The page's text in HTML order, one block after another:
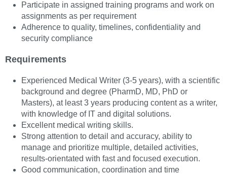
Participate in assigned training programs and work on
assignments as per requirement
Adherence to quality, timelines, confidentiality and
security compliance
Requirements
Experienced Medical Writer (3-5 years), with a scientific
background and degree (PharmD, MD, PhD or
Masters), at least 3 years producing content as a writer,
with knowledge of IT and digital solutions.
Excellent medical writing skills.
Strong attention to detail and accuracy, ability to
manage and prioritize multiple, detailed activities,
results-orientated with fast and focused execution.
Good communication, coordination and time